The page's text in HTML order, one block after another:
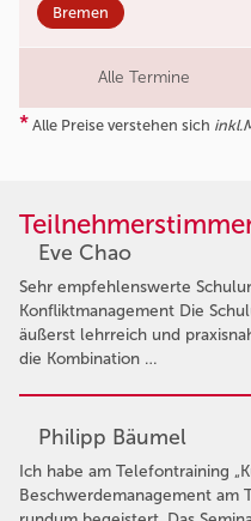
Bremen
Alle Termine
* Alle Preise verstehen sich
Eve Chao
Sehr empfehlenswerte
Konfliktmanagement Die
äußerst lehrreich und
die Kombination …
Philipp Bäumel
Ich habe am Telefontraining
Beschwerdemanagement am